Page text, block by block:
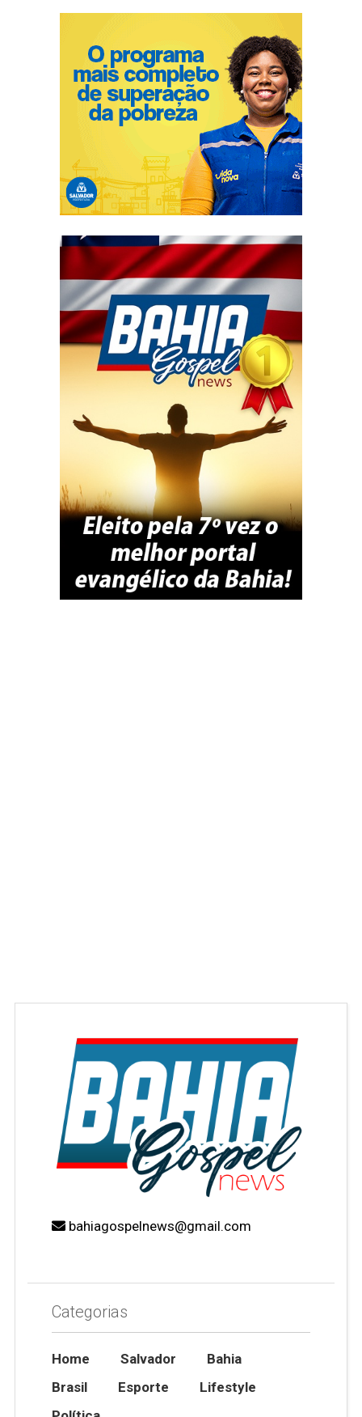
bahiagospelnews@gmail.com
Categorias
Home Salvador
Bahia
Brasil
Esporte
Lifestyle